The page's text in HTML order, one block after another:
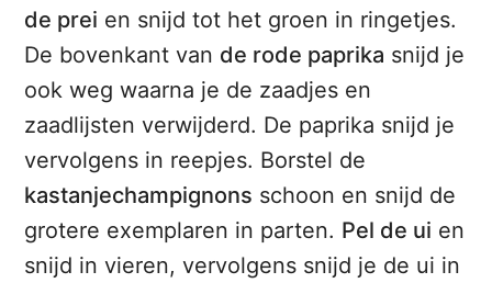
de prei en snijd tot het groen in ringetjes.
De bovenkant van de rode paprika snijd je
ook weg waarna je de zaadjes en
zaadlijsten verwijderd. De paprika snijd je
vervolgens in reepjes. Borstel de
kastanjechampignons schoon en snijd de
grotere exemplaren in parten. Pel de ui en
snijd in vieren, vervolgens snijd je de ui in